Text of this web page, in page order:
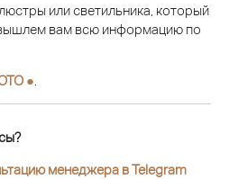
или светильника, который
вам всю информацию по
●
менеджера в Telegram